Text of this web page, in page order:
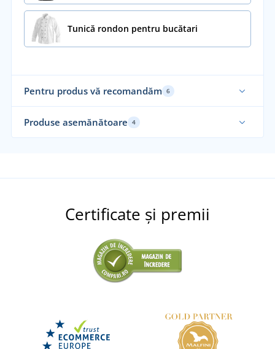
Tunică rondon pentru bucătari
Pentru produs vă recomandăm 6
Pantaloni de bucătar CXS TARREN
Produse asemănătoare 4
Certificate și premii